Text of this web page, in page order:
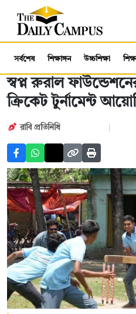
সর্বশেষ শিক্ষাঙ্গন উচ্চশিক্ষা
স্বপ্ন রুরাল
ক্রিকেট টুর্নামেন্ট
রাবি প্রতিনিধি